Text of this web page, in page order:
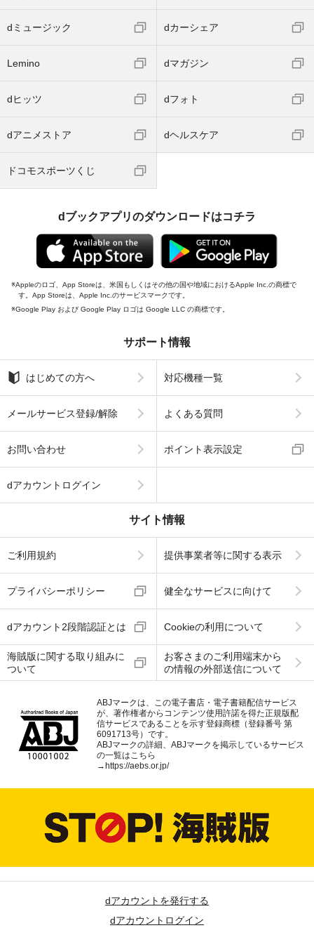
dミュージック dカーシェア
Lemino dマガジン
dヒッツ dフォト
dアニメストア dヘルスケア
ドコモスポーツくじ
dブックアプリのダウンロードはコチラ
Appleのロゴ、App Storeは、米国もしくはその他の国や地域におけるApple Inc.の商標で
す。App Storeは、Apple Inc.のサービスマークです。
Google Play および Google Play ロゴは Google LLC の商標です。
サポート情報
はじめての方へ 対応機種一覧
メールサービス登録/解除 よくある質問
お問い合わせ ポイント表示設定
dアカウントログイン
サイト情報
ご利用規約 提供事業者等に関する表示
プライバシーポリシー 健全なサービスに向けて
dアカウント2段階認証とは Cookieの利用について
海賊版に関する取り組みに
ついて
お客さまのご利用端末から
の情報の外部送信について
ABJマークは、この電子書店・電子書籍配信サービス
が、著作権者からコンテンツ使用許諾を得た正規版配
信サービスであることを示す登録商標（登録番号 第
6091713号）です。
ABJマークの詳細、ABJマークを掲示しているサービス
の一覧はこちら
→ https://aebs.or.jp/
dアカウントを発行する
dアカウントログイン